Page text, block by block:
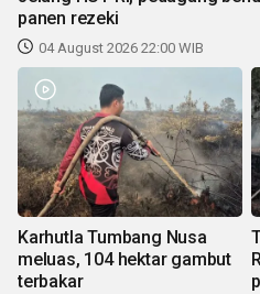
panen rezeki
04 August 2026 22:00 WIB
Karhutla Tumbang Nusa
meluas, 104 hektar gambut
terbakar